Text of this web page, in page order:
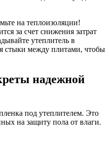
на теплоизоляции!
за счет снижения затрат
утеплитель в
стыки между плитами, чтобы
надежной
под утеплителем. Это
на защиту пола от влаги.